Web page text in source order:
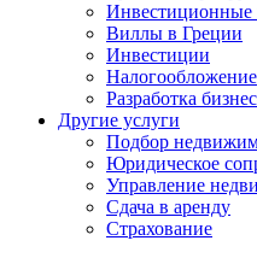
Инвестиционные
Виллы в Греции
Инвестиции
Налогообложение
Разработка
Другие услуги
Подбор
Юридическое
Управление
Сдача в аренду
Страхование